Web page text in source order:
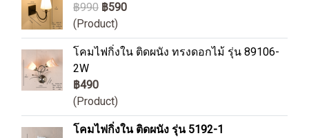
฿990 ฿590
(Product)
โคมไฟกิ่งใน ติดผนัง ทรงดอกไม้ รุ่น 89106-
2W
฿490
(Product)
โคมไฟกิ่งใน ติดผนัง รุ่น 5192-1